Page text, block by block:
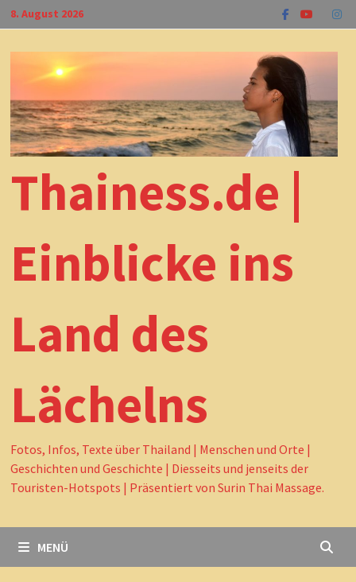
Zum
Inhalt
springen
8. August 2026
Thainess.de |
Einblicke ins
Land des
Lächelns
Fotos, Infos, Texte über Thailand | Menschen und Orte |
Geschichten und Geschichte | Diesseits und jenseits der
Touristen-Hotspots | Präsentiert von Surin Thai Massage.
MENÜ